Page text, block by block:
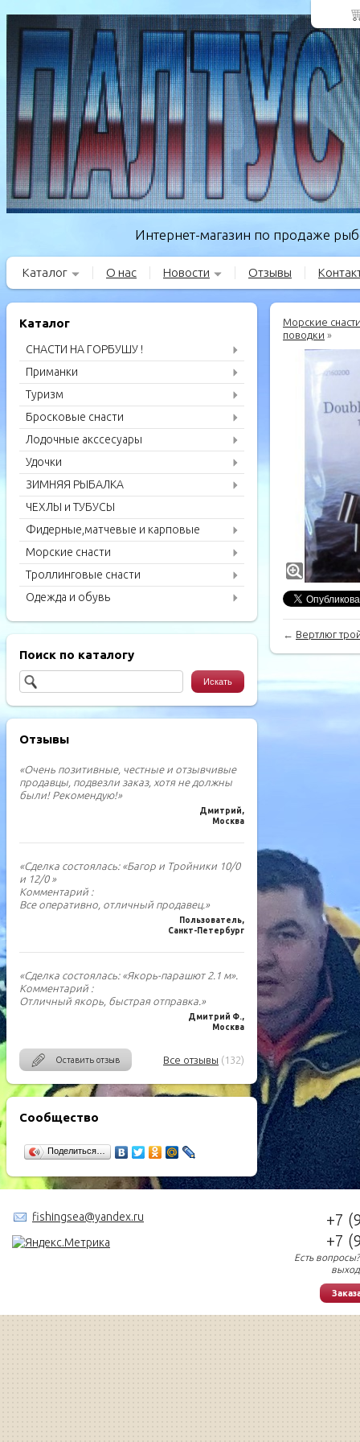
Интернет-магазин по продаже
Каталог О нас Новости Отзывы
Каталог
СНАСТИ НА ГОРБУШУ !
Приманки
Туризм
Бросковые снасти
Лодочные акссесуары
Удочки
ЗИМНЯЯ РЫБАЛКА
ЧЕХЛЫ и ТУБУСЫ
Фидерные,матчевые и карповые
удилища
Морские снасти
Троллинговые снасти
Одежда и обувь
Поиск по каталогу
Отзывы
«Очень позитивные, честные и отзывчивые
продавцы, подвезли заказ, хотя не должны
были! Рекомендую!»
Дмитрий,
Москва
«Сделка состоялась: «Багор и Тройники 10/0
и 12/0 »
Комментарий :
Все оперативно, отличный продавец.»
Пользователь,
Санкт-Петербург
«Сделка состоялась: «Якорь-парашют 2.1 м».
Комментарий :
Отличный якорь, быстрая отправка.»
Дмитрий Ф.,
Москва
Оставить отзыв Все отзывы (132)
Сообщество
Поделиться…
Морские
поводки »
← Вертлюг
fishingsea@yandex.ru
+7
+7
Есть